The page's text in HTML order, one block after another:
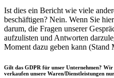
Ist dies ein Bericht wie viele
beschäftigen? Nein. Wenn Sie
darum, die Fragen unserer
aufzulisten und Antworten
Moment dazu geben kann (Stand
Gilt das GDPR für unser Unternehmen?
verkaufen unsere Waren/Dienstleistungen